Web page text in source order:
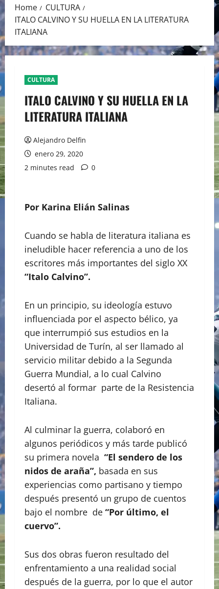
Home
CULTURA
ITALO CALVINO Y SU HUELLA EN LA LITERATURA
ITALIANA
CULTURA
ITALO CALVINO Y SU HUELLA EN LA
LITERATURA ITALIANA
Alejandro Delfin
enero 29, 2020
2 minutes read
0
Por Karina Elián Salinas
Cuando se habla de literatura italiana es
ineludible hacer referencia a uno de los
escritores más importantes del siglo XX
“Italo Calvino”.
En un principio, su ideología estuvo
influenciada por el aspecto bélico, ya
que interrumpió sus estudios en la
Universidad de Turín, al ser llamado al
servicio militar debido a la Segunda
Guerra Mundial, a lo cual Calvino
desertó al formar parte de la Resistencia
Italiana.
Al culminar la guerra, colaboró en
algunos periódicos y más tarde publicó
su primera novela “El sendero de los
nidos de araña”, basada en sus
experiencias como partisano y tiempo
después presentó un grupo de cuentos
bajo el nombre de “Por último, el
cuervo”.
Sus dos obras fueron resultado del
enfrentamiento a una realidad social
después de la guerra, por lo que el autor